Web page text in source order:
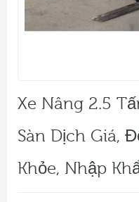
Xe Nâng 2.5
Sàn Dịch Giá,
Khỏe, Nhập